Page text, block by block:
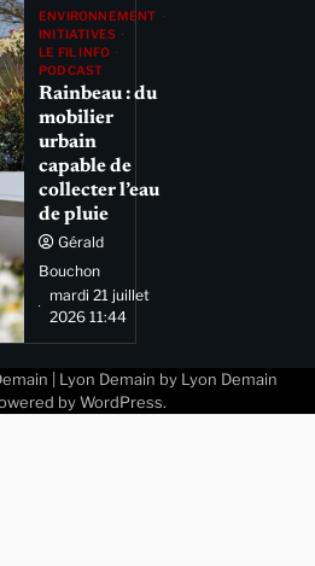
ENVIRONNEMENT
INITIATIVES
LE FIL INFO
PODCAST
Rainbeau : du
mobilier
urbain
capable de
collecter l’eau
de pluie
Gérald
Bouchon
mardi 21 juillet
2026 11:44
| Lyon Demain by Lyon Demain
byWordPress.